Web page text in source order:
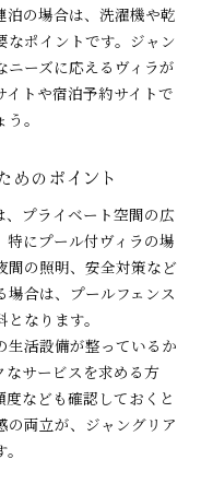
の場合は、洗濯機や乾
ポイントです。ジャン
ニーズに応えるヴィラが
トや宿泊予約サイトで
。
めのポイント
プライベート空間の広
特にプール付ヴィラの場
間の照明、安全対策など
場合は、プールフェンス
なります。
生活設備が整っているか
なサービスを求める方
なども確認しておくと
の両立が、ジャングリア